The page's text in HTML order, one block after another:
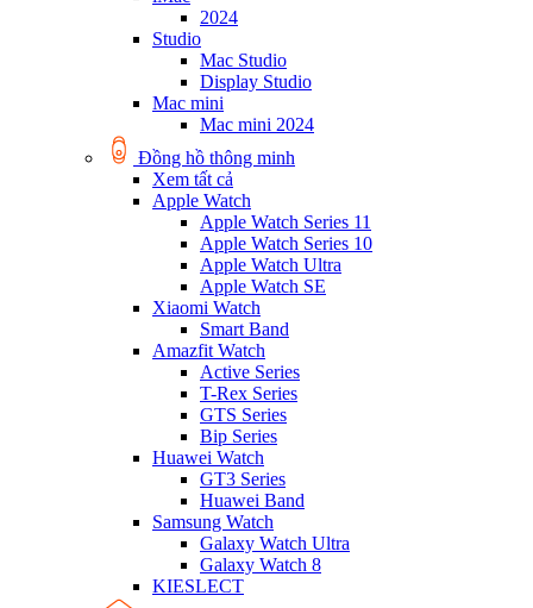
2024
Studio
Mac Studio
Display Studio
Mac mini
Mac mini 2024
Đồng hồ thông minh
Xem tất cả
Apple Watch
Apple Watch Series 11
Apple Watch Series 10
Apple Watch Ultra
Apple Watch SE
Xiaomi Watch
Smart Band
Amazfit Watch
Active Series
T-Rex Series
GTS Series
Bip Series
Huawei Watch
GT3 Series
Huawei Band
Samsung Watch
Galaxy Watch Ultra
Galaxy Watch 8
KIESLECT